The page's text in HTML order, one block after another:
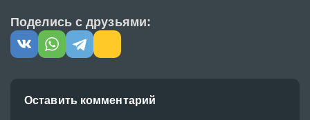
Поделись с друзьями:
Оставить комментарий